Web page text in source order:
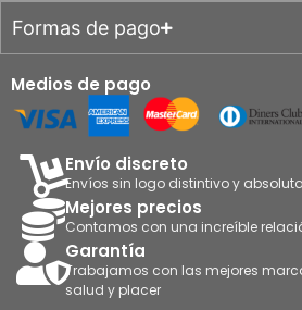
Formas de pago
Medios de pago
Envío discreto
Envíos sin logo distintivo y
Mejores precios
Contamos con una increíble
Garantía
Trabajamos con las mejores
salud y placer